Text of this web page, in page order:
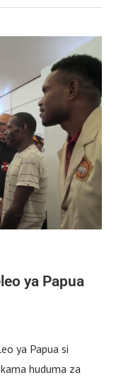
ya Papua
ya Papua si
huduma za